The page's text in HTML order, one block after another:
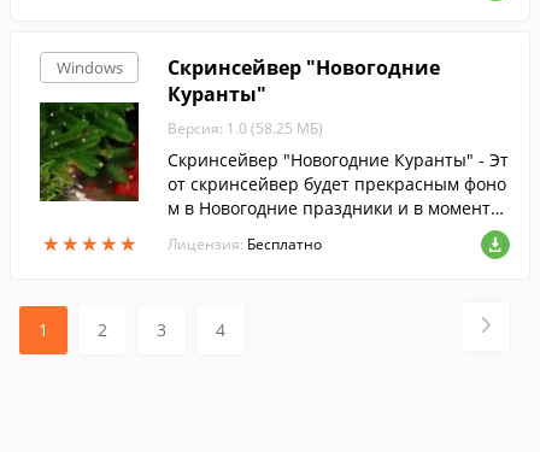
Windows
★★★★★
★★★★★
Скринсейвер "Новогодние
Куранты"
Версия: 1.0 (58.25 МБ)
Скринсейвер "Новогодние Куранты" - Эт
от скринсейвер будет прекрасным фоно
м в Новогодние праздники и в моменты,
когда хочется ощутить атмосферу волше
бной русской зимы.
Лицензия: Бесплатно
1 2 3 4